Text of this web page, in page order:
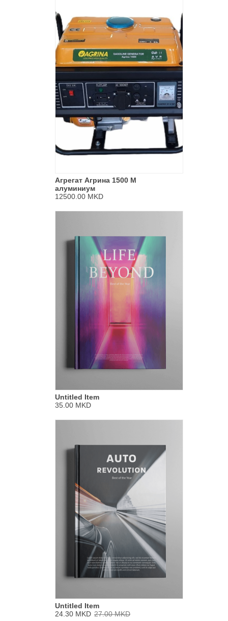
Агрегат Агрина 1500 M
алуминиум
12500.00 MKD
Untitled Item
35.00 MKD
Untitled Item
24.30 MKD 27.00 MKD